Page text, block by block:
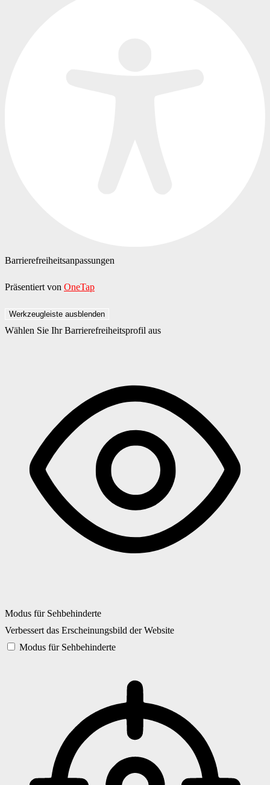
Barrierefreiheitsanpassungen
Präsentiert von OneTap
Werkzeugleiste ausblenden
Wählen Sie Ihr Barrierefreiheitsprofil aus
Modus für Sehbehinderte
Verbessert das Erscheinungsbild der Website
Modus für Sehbehinderte